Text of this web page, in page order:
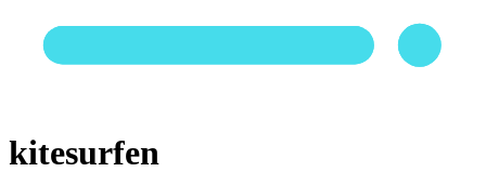
kitesurfen